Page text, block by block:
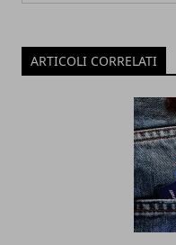
ARTICOLI CORRELATI